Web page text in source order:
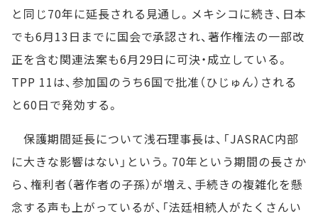
と同じ70年に延長される見通し。メキシコに続き、日本
でも6月13日までに国会で承認され、著作権法の一部改
正を含む関連法案も6月29日に可決・成立している。
TPP 11は、参加国のうち6国で批准（ひじゅん）される
と60日で発効する。
保護期間延長について浅石理事長は、「JASRAC内部
に大きな影響はない」という。70年という期間の長さか
ら、権利者（著作者の子孫）が増え、手続きの複雑化を懸
念する声も上がっているが、「法廷相続人がたくさんい